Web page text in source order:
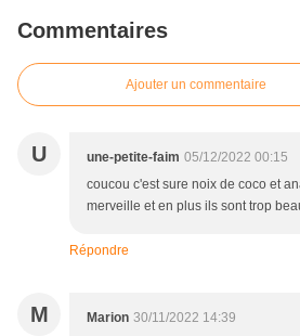
Commentaires
Ajouter un commentaire
U une-petite-faim 05/12/2022 00:15
coucou c'est sure noix de coco et
merveille et en plus ils sont trop
Répondre
M Marion 30/11/2022 14:39